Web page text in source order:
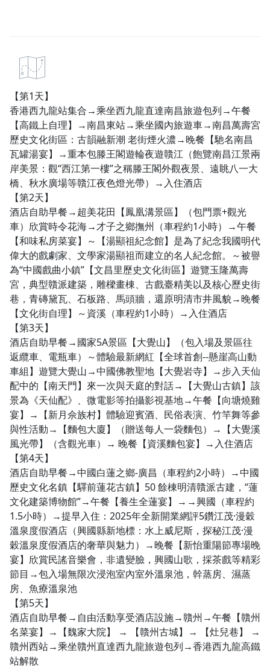
【第1天】
香港西九龍站集合→乘坐西九龍直達南昌旅遊包列→午餐
【高鐵上自理】→南昌東站→乘坐國內旅遊車→南昌萬壽宮
歷史文化街區：古韻融新潮 老街煙火濃→晚餐【馳名南昌
瓦罐湯宴】→重本包滕王閣遊輪夜遊贛江（飽覽南昌江景兩
岸美景：觀“西江第一樓”之稱滕王閣外觀夜景、遠眺八一大
橋、秋水廣場等贛江夜色燈光帶）→入住酒店
【第2天】
酒店自助早餐→超美花田【鳳凰溝景區】（包門票+觀光
車）欣賞時令花海→才子之鄉撫州（車程約1小時）→午餐
【和味私房菜宴】～【湯顯祖紀念館】是為了紀念我國明代
偉大的戲劇家、文學家湯顯祖而建立的名人紀念館。～被譽
為“中國戲曲小鎮”【文昌里歷史文化街區】遊覽玉隆萬壽
宮，典型贛派建築，雕樑畫棟、古戲臺精美以及核心歷史街
巷，青磚黛瓦、石板路、馬頭牆，還原明清市井風貌→晚餐
【文化街自理】～資溪（車程約1小時）→入住酒店
【第3天】
酒店自助早餐→國家5A景區【大覺山】（包入場及景區往
返纜車、電瓶車）～體驗最新網紅【全球首創--懸崖高山動
車組】遊覽大覺山→中國佛教聖地【大覺岩寺】→步入天仙
配中的【南天門】來一次與天庭的對話→【大覺山古鎮】該
景為《天仙配》、微電影等拍攝影視基地→午餐【向塘燒雞
宴】→【新月佘族村】體驗迎賓酒、民俗表演、竹竿舞等參
與性活動→【麵包大廈】（贈送每人一袋麵包）→【大覺溪
風光帶】（含觀光車）→ 晚餐【資溪麵包宴】→入住酒店
【第4天】
酒店自助早餐→中國白蓮之鄉-廣昌（車程約2小時）→中國
歷史文化名鎮【驛前蓮花古鎮】50 餘棟明清贛派古建，“蓮
文化建築博物館”→午餐【養生全蓮宴】→→興國（車程約
1.5小時）→提早入住：2025年全新開業網評5鑽江茂·漫穀
溫泉度假酒店（興國縣新地標：水上威尼斯，探秘江茂·漫
穀溫泉度假酒店的奢華與魅力）→晚餐【新怡重陽節專場晚
宴】欣賞民謠音樂會，非遺變臉，興國山歌，採茶戲等精彩
節目→包入場無限次浸泡室內室外溫泉池，幹蒸房、濕蒸
房、魚療溫泉池
【第5天】
酒店自助早餐→自由活動享受酒店設施→贛州→午餐【贛州
名菜宴】→【魏家大院】 → 【贛州古城】→ 【灶兒巷】 →
贛州西站→乘坐贛州直達西九龍旅遊包列→香港西九龍高鐵
站解散